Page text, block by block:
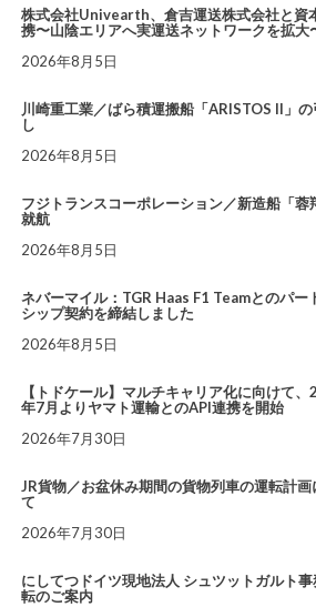
株式会社Univearth、倉吉運送株式会社と資
携〜山陰エリアへ実運送ネットワークを拡大
2026年8月5日
川崎重工業／ばら積運搬船「ARISTOS II」の
し
2026年8月5日
フジトランスコーポレーション／新造船「蓉
就航
2026年8月5日
ネバーマイル：TGR Haas F1 Teamとのパー
シップ契約を締結しました
2026年8月5日
【トドケール】マルチキャリア化に向けて、
年7月よりヤマト運輸とのAPI連携を開始
2026年7月30日
JR貨物／お盆休み期間の貨物列車の運転計画
て
2026年7月30日
にしてつドイツ現地法人 シュツットガルト事
転のご案内